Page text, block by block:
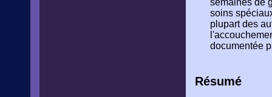
semaines de
soins
plupart des
documentée
Résumé